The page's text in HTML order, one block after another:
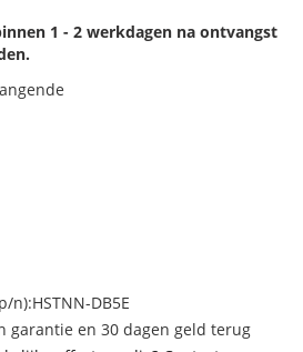
1 - 2 werkdagen na ontvangst
DB5E
garantie en 30 dagen geld terug